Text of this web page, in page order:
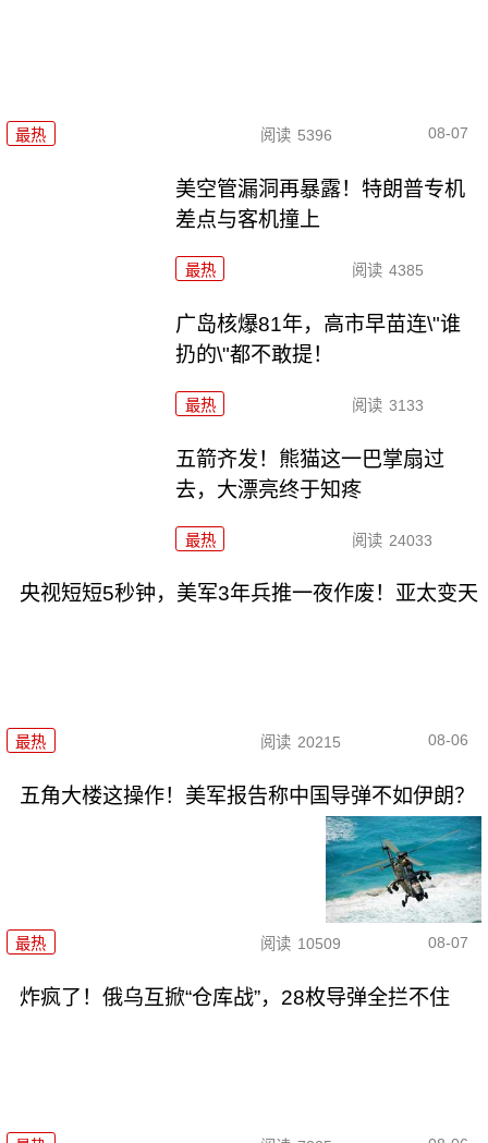
最热 阅读 5396 08-07
美空管漏洞再暴露！特朗普专机
差点与客机撞上
最热 阅读 4385
广岛核爆81年，高市早苗连\"谁
扔的\"都不敢提！
最热 阅读 3133
五箭齐发！熊猫这一巴掌扇过
去，大漂亮终于知疼
最热 阅读 24033
央视短短5秒钟，美军3年兵推一夜作废！亚太变天
最热 阅读 20215 08-06
五角大楼这操作！美军报告称中国导弹不如伊朗？
最热 阅读 10509 08-07
炸疯了！俄乌互掀“仓库战”，28枚导弹全拦不住